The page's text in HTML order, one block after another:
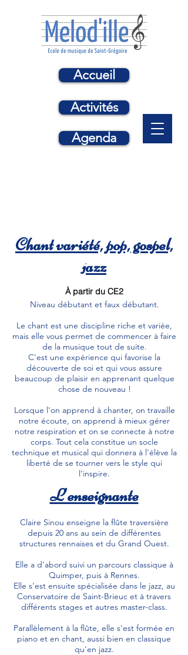
Accueil
Activités
Agenda
Chant variété, pop, gospel,
jazz
À partir du CE2
Niveau débutant et faux débutant.
Le chant est une discipline riche et variée,
mais elle vous permet de commencer à faire
de la musique tout de suite.
C'est une expérience qui favorise la
découverte de soi et qui vous assure
beaucoup de plaisir en apprenant quelque
chose de nouveau !
Lorsque l'on apprend à chanter, on travaille
notre écoute, on apprend à mieux gérer
notre respiration et on se connecte à notre
corps. Tout cela constitue un socle
technique et musical qui donnera à l'élève la
liberté de se tourner vers le style qui
l'inspire.
L'enseignante
Claire Sinou enseigne la flûte traversière
depuis 20 ans au sein de différentes
structures rennaises et du Grand Ouest.
Elle a d'abord suivi un parcours classique à
Quimper, puis à Rennes.
Elle s'est ensuite spécialisée dans le jazz, au
Conservatoire de Saint-Brieuc et à travers
différents stages et autres master-class.
Parallèlement à la flûte, elle s'est formée en
piano et en chant, aussi bien en classique
qu'en jazz.